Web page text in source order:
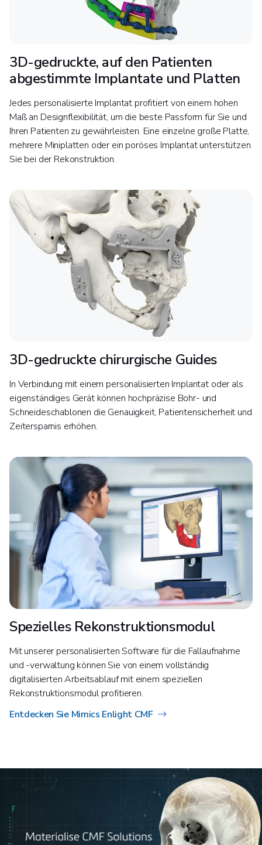
3D-gedruckte, auf den Patienten
abgestimmte Implantate und Platten
Jedes personalisierte Implantat profitiert von einem hohen
Maß an Designflexibilität, um die beste Passform für Sie und
Ihren Patienten zu gewährleisten. Eine einzelne große Platte,
mehrere Miniplatten oder ein poröses Implantat unterstützen
Sie bei der Rekonstruktion.
3D-gedruckte chirurgische Guides
In Verbindung mit einem personalisierten Implantat oder als
eigenständiges Gerät können hochpräzise Bohr- und
Schneideschablonen die Genauigkeit, Patientensicherheit und
Zeitersparnis erhöhen.
Spezielles Rekonstruktionsmodul
Mit unserer personalisierten Software für die Fallaufnahme
und -verwaltung können Sie von einem vollständig
digitalisierten Arbeitsablauf mit einem speziellen
Rekonstruktionsmodul profitieren.
Entdecken Sie Mimics Enlight CMF